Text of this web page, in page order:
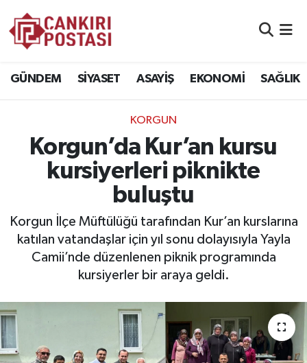
GÜNDEM SİYASET ASAYİŞ EKONOMİ SAĞLIK
KORGUN
Korgun’da Kur’an kursu
kursiyerleri piknikte
buluştu
Korgun İlçe Müftülüğü tarafından Kur’an kurslarına
katılan vatandaşlar için yıl sonu dolayısıyla Yayla
Camii’nde düzenlenen piknik programında
kursiyerler bir araya geldi.
EKONOMİ
SPOR
EĞİTİM
Trafik Durumu
Süper Lig Puan Durumu ve Fikstür
Tüm Manşetler
Son Dakika Haberleri